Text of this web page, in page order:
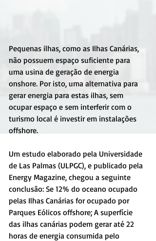
Pequenas ilhas, como as Ilhas Canárias,
não possuem espaço suficiente para
uma usina de geração de energia
onshore. Por isto, uma alternativa para
gerar energia para estas ilhas, sem
ocupar espaço e sem interferir com o
turismo local é investir em instalações
offshore.
Um estudo elaborado pela Universidade
de Las Palmas (ULPGC), e publicado pela
Energy Magazine, chegou a seguinte
conclusão: Se 12% do oceano ocupado
pelas Ilhas Canárias for ocupado por
Parques Eólicos offshore; A superfície
das ilhas canárias podem gerar até 22
horas de energia consumida pelo